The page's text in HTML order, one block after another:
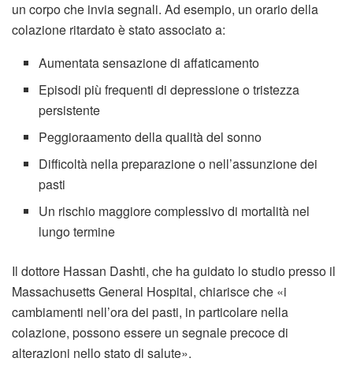
un corpo che invia segnali. Ad esempio, un orario della
colazione ritardato è stato associato a:
Aumentata sensazione di affaticamento
Episodi più frequenti di depressione o tristezza
persistente
Peggioraamento della qualità del sonno
Difficoltà nella preparazione o nell’assunzione dei
pasti
Un rischio maggiore complessivo di mortalità nel
lungo termine
Il dottore Hassan Dashti, che ha guidato lo studio presso il
Massachusetts General Hospital, chiarisce che «i
cambiamenti nell’ora dei pasti, in particolare nella
colazione, possono essere un segnale precoce di
alterazioni nello stato di salute».